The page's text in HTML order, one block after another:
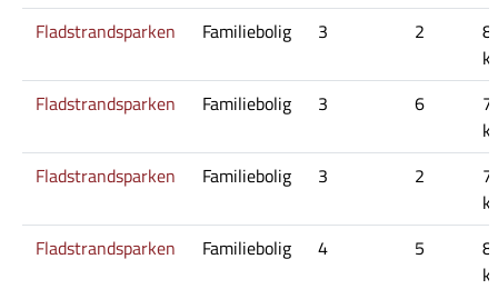
Fladstrandsparken
Familiebolig 3 2
Fladstrandsparken
Familiebolig 3 6
Fladstrandsparken
Familiebolig 3 2
Fladstrandsparken
Familiebolig 4 5